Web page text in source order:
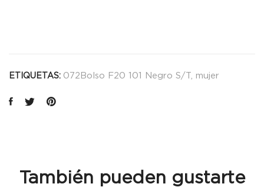
ETIQUETAS: 072Bolso F20 101 Negro S/T mujer
También pueden gustarte